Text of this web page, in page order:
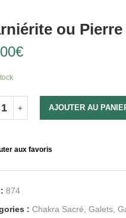
ou
€
AJOUTER AU
aux favoris
874
: Chakra Sacré Galets,